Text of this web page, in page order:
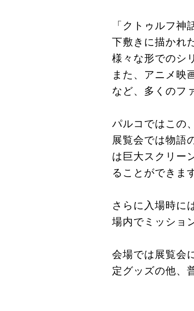
「クトゥルフ
下敷きに描かれ
様々な形でのシ
また、アニメ映
など、多くのフ
パルコではこの
展覧会では物語
は巨大スクリー
ることができま
さらに入場時に
場内でミッショ
会場では展覧会
定グッズの他、